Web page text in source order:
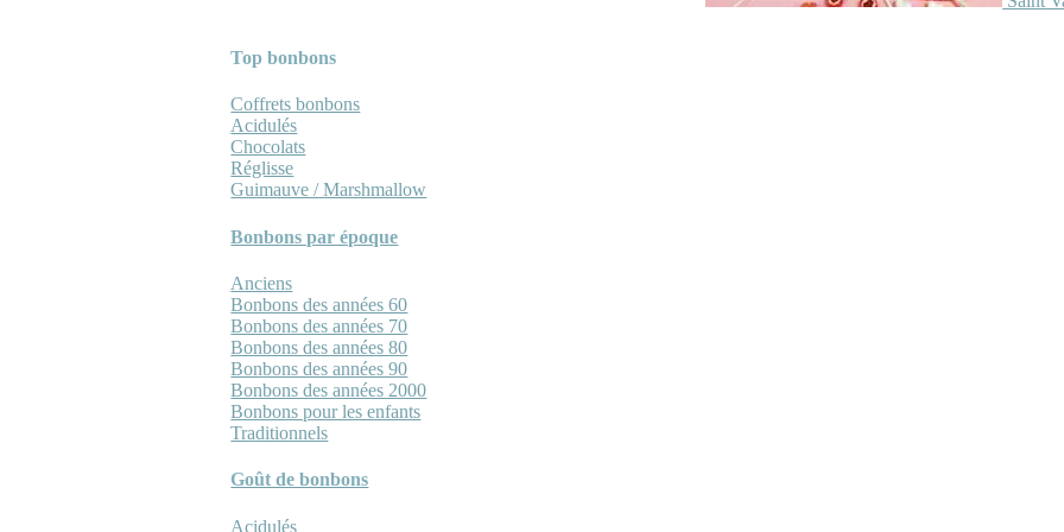
Top bonbons
Coffrets bonbons
Acidulés
Chocolats
Réglisse
Guimauve / Marshmallow
Bonbons par époque
Anciens
Bonbons des années 60
Bonbons des années 70
Bonbons des années 80
Bonbons des années 90
Bonbons des années 2000
Bonbons pour les enfants
Traditionnels
Goût de bonbons
Acidulés